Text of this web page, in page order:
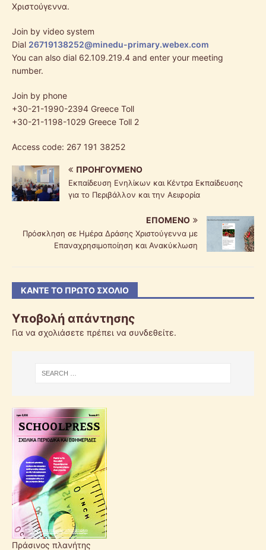
Χριστούγεννα.
Join by video system
Dial 26719138252@minedu-primary.webex.com
You can also dial 62.109.219.4 and enter your meeting
number.
Join by phone
+30-21-1990-2394 Greece Toll
+30-21-1198-1029 Greece Toll 2
Access code: 267 191 38252
ΠΡΟΗΓΟΎΜΕΝΟ
Εκπαίδευση Ενηλίκων και Κέντρα Εκπαίδευσης
για το Περιβάλλον και την Αειφορία
ΕΠΌΜΕΝΟ
Πρόσκληση σε Ημέρα Δράσης Χριστούγεννα με
Επαναχρησιμοποίηση και Ανακύκλωση
ΚΆΝΤΕ ΤΟ ΠΡΏΤΟ ΣΧΌΛΙΟ
Υποβολή απάντησης
Για να σχολιάσετε πρέπει να συνδεθείτε.
Πράσινος πλανήτης